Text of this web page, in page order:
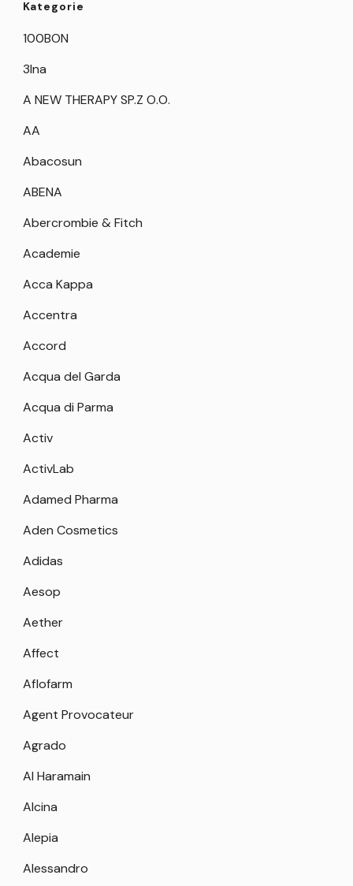
Kategorie
100BON
3Ina
A NEW THERAPY SP.Z O.O.
AA
Abacosun
ABENA
Abercrombie & Fitch
Academie
Acca Kappa
Accentra
Accord
Acqua del Garda
Acqua di Parma
Activ
ActivLab
Adamed Pharma
Aden Cosmetics
Adidas
Aesop
Aether
Affect
Aflofarm
Agent Provocateur
Agrado
Al Haramain
Alcina
Alepia
Alessandro